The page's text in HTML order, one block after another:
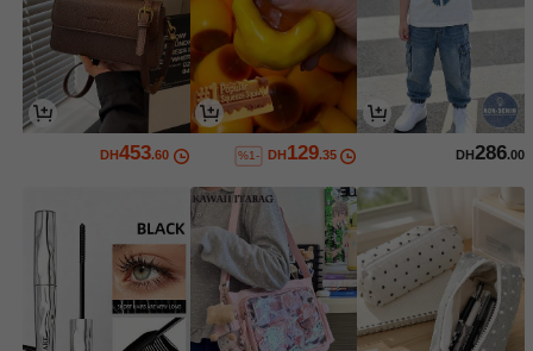
DH286.00
DH 129.35
%1-
DH453.60